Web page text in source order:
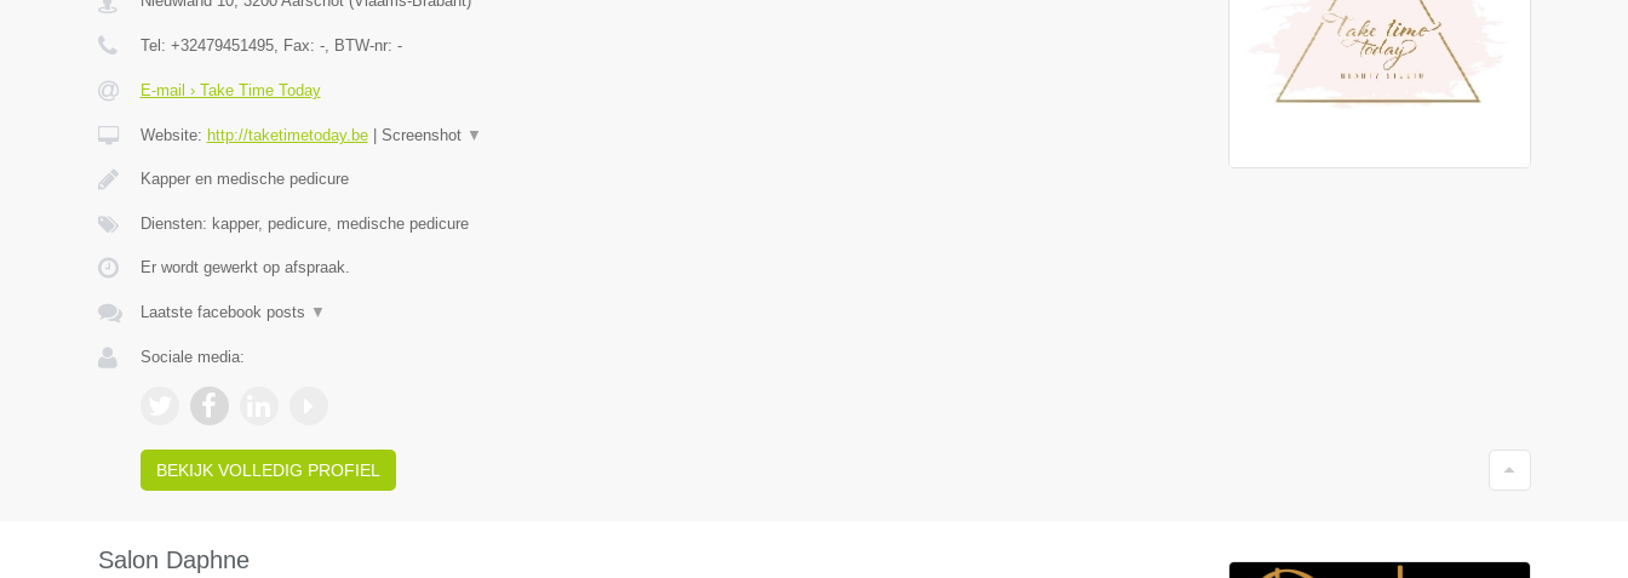
Tel: +32479451495, Fax: -, BTW-nr: -
E-mail › Take Time Today
Website: http://taketimetoday.be| Screenshot ▼
Kapper en medische pedicure
Diensten: kapper, pedicure, medische pedicure
Er wordt gewerkt op afspraak.
Laatste facebook posts ▼
Sociale media:
BEKIJK VOLLEDIG PROFIEL
Salon Daphne